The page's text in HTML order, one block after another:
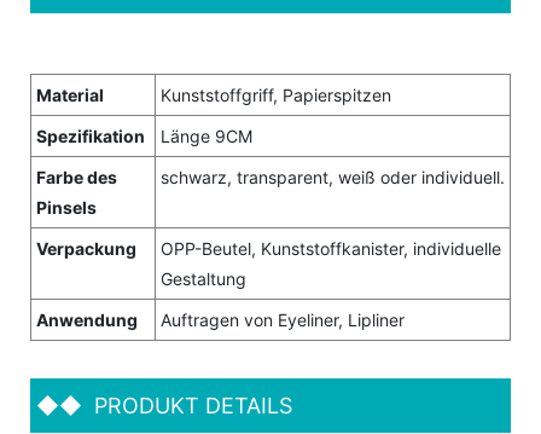
Material
Kunststoffgriff, Papierspitzen
Spezifikation
Länge 9CM
Farbe des
Pinsels
schwarz, transparent, weiß oder individuell.
Verpackung
OPP-Beutel, Kunststoffkanister, individuelle
Gestaltung
Anwendung
Auftragen von Eyeliner, Lipliner
◆◆ PRODUKT DETAILS